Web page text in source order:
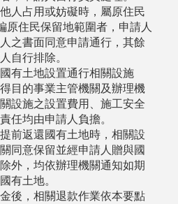
人占用或妨礙時，屬原住民
原住民保留地範圍者，申請人
之書面同意申請通行，其餘
自行排除。
有土地設置通行相關設施
目的事業主管機關及辦理機
設施之設置費用、施工安全
任均由申請人負擔。
前返還國有土地時，相關設
同意保留並經申請人贈與國
外，均依辦理機關通知如期
有土地。
後，相關退款作業依本要點